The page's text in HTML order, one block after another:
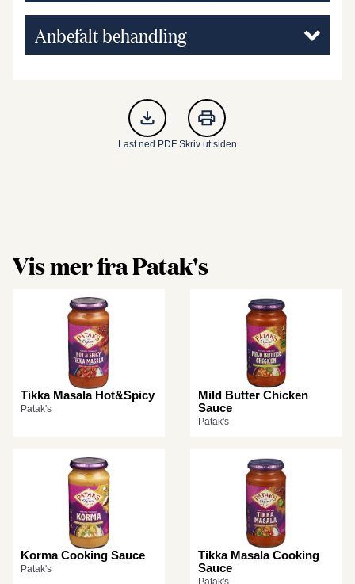
Anbefalt behandling
Last ned PDF Skriv ut siden
Vis mer fra Patak's
Tikka Masala Hot&Spicy
Patak's
Mild Butter Chicken
Sauce
Patak's
Korma Cooking Sauce
Patak's
Tikka Masala Cooking
Sauce
Patak's